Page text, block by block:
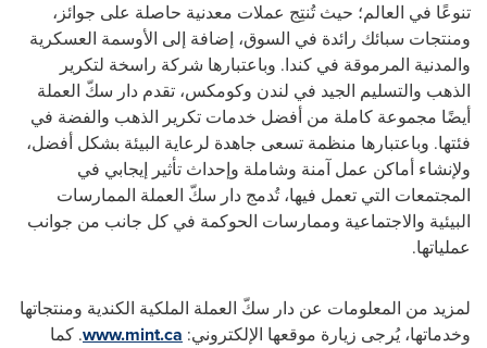
تنوعًا في العالم؛ حيث تُنتِج عملات معدنية حاصلة على جوائز،
ومنتجات سبائك رائدة في السوق، إضافة إلى الأوسمة العسكرية
والمدنية المرموقة في كندا. وباعتبارها شركة راسخة لتكرير
الذهب والتسليم الجيد في لندن وكومكس، تقدم دار سكّ العملة
أيضًا مجموعة كاملة من أفضل خدمات تكرير الذهب والفضة في
فئتها. وباعتبارها منظمة تسعى جاهدة لرعاية البيئة بشكل أفضل،
ولإنشاء أماكن عمل آمنة وشاملة وإحداث تأثير إيجابي في
المجتمعات التي تعمل فيها، تُدمج دار سكّ العملة الممارسات
البيئية والاجتماعية وممارسات الحوكمة في كل جانب من جوانب
عملياتها.
لمزيد من المعلومات عن دار سكّ العملة الملكية الكندية ومنتجاتها
وخدماتها، يُرجى زيارة موقعها الإلكتروني: www.mint.ca
‏. كما